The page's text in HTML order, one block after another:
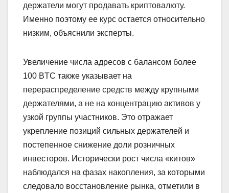
держатели могут продавать криптовалюту.
Именно поэтому ее курс остается относительно
низким, объяснили эксперты.
Увеличение числа адресов с балансом более
100 BTC также указывает на
перераспределение средств между крупными
держателями, а не на концентрацию активов у
узкой группы участников. Это отражает
укрепление позиций сильных держателей и
постепенное снижение доли розничных
инвесторов. Исторически рост числа «китов»
наблюдался на фазах накопления, за которыми
следовало восстановление рынка, отметили в